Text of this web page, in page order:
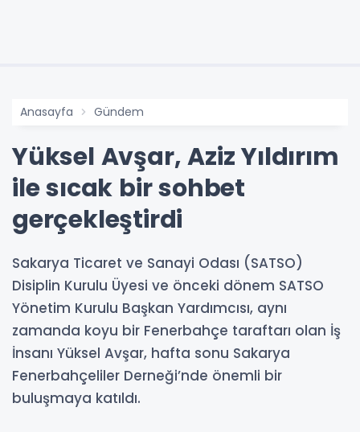
Anasayfa Gündem
Yüksel Avşar, Aziz Yıldırım
ile sıcak bir sohbet
gerçekleştirdi
Sakarya Ticaret ve Sanayi Odası (SATSO)
Disiplin Kurulu Üyesi ve önceki dönem SATSO
Yönetim Kurulu Başkan Yardımcısı, aynı
zamanda koyu bir Fenerbahçe taraftarı olan İş
İnsanı Yüksel Avşar, hafta sonu Sakarya
Fenerbahçeliler Derneği’nde önemli bir
buluşmaya katıldı.